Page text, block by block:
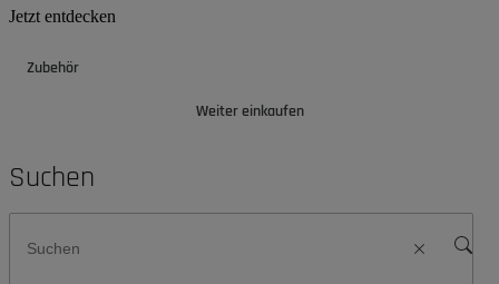
Jetzt entdecken
Zubehör
Weiter einkaufen
Suchen